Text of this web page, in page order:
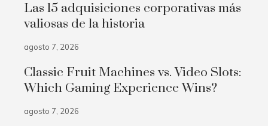
Las 15 adquisiciones corporativas más
valiosas de la historia
agosto 7, 2026
Classic Fruit Machines vs. Video Slots:
Which Gaming Experience Wins?
agosto 7, 2026